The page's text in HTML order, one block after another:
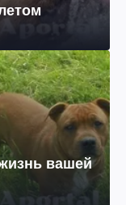
вашей